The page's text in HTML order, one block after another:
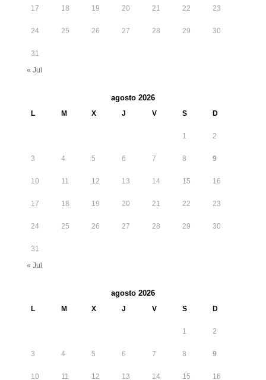
17 18 19 20 21 22 23
24 25 26 27 28 29 30
31
« Jul
agosto 2026
L M X J V S D
1 2
3 4 5 6 7 8 9
10 11 12 13 14 15 16
17 18 19 20 21 22 23
24 25 26 27 28 29 30
31
« Jul
agosto 2026
L M X J V S D
1 2
3 4 5 6 7 8 9
10 11 12 13 14 15 16